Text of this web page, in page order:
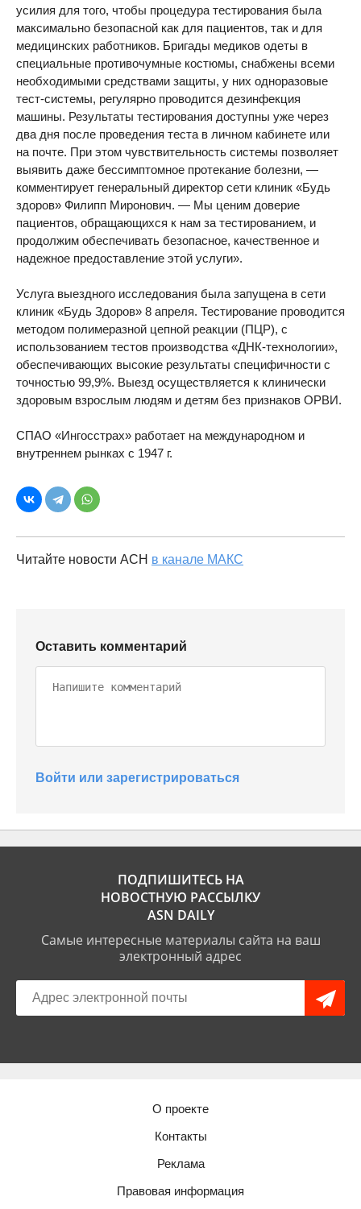
усилия для того, чтобы процедура тестирования была
максимально безопасной как для пациентов, так и для
медицинских работников. Бригады медиков одеты в
специальные противочумные костюмы, снабжены всеми
необходимыми средствами защиты, у них одноразовые
тест-системы, регулярно проводится дезинфекция
машины. Результаты тестирования доступны уже через
два дня после проведения теста в личном кабинете или
на почте. При этом чувствительность системы позволяет
выявить даже бессимптомное протекание болезни, —
комментирует генеральный директор сети клиник «Будь
здоров» Филипп Миронович. — Мы ценим доверие
пациентов, обращающихся к нам за тестированием, и
продолжим обеспечивать безопасное, качественное и
надежное предоставление этой услуги».
Услуга выездного исследования была запущена в сети
клиник «Будь Здоров» 8 апреля. Тестирование проводится
методом полимеразной цепной реакции (ПЦР), с
использованием тестов производства «ДНК-технологии»,
обеспечивающих высокие результаты специфичности с
точностью 99,9%. Выезд осуществляется к клинически
здоровым взрослым людям и детям без признаков ОРВИ.
СПАО «Ингосстрах» работает на международном и
внутреннем рынках с 1947 г.
Читайте новости АСН в канале МАКС
Оставить комментарий
Войти или зарегистрироваться
ПОДПИШИТЕСЬ НА
НОВОСТНУЮ РАССЫЛКУ
ASN DAILY
Самые интересные материалы сайта на ваш
электронный адрес
О проекте
Контакты
Реклама
Правовая информация